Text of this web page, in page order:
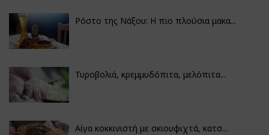
Ρόστο της Νάξου: Η πιο πλούσια μακα...
Τυροβολιά, κρεμμυδόπιτα, μελόπιτα...
Αίγα κοκκινιστή με σκιουφιχτά, κατσ...